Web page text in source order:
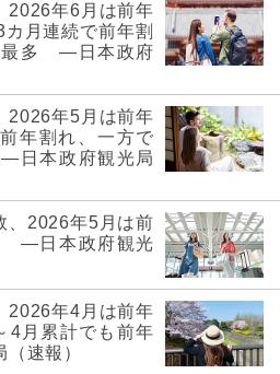
2026年6月は前年
月連続で前年割
最多 ―日本政府
2026年5月は前年
年割れ、一方で
日本政府観光局
、2026年5月は前
―日本政府観光
2026年4月は前年
4月累計でも前年
速報）